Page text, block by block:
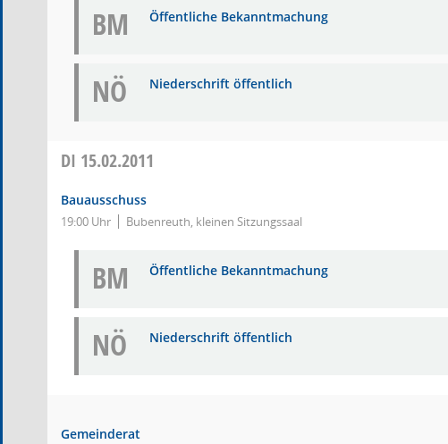
BM Öffentliche Bekanntmachung
NÖ Niederschrift öffentlich
DI 15.02.2011
Bauausschuss
19:00 Uhr Bubenreuth, kleinen Sitzungssaal
BM Öffentliche Bekanntmachung
NÖ Niederschrift öffentlich
Gemeinderat